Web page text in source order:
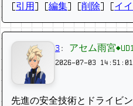
引用 編集 削除 イ
3 : アセム雨宮
2026-07-03 14:51:01
先進の安全技術とドライビ